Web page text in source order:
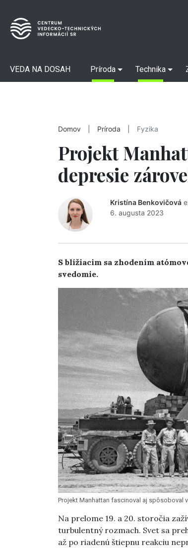
VEDA NA DOSAH Príroda Technika
Domov Príroda Fyzika
Projekt
depresie
Kristína Benkovičová
6. augusta 2023
S blížiacim sa zhodením
svedomie.
Projekt Manhattan fascinoval aj spôsoboval
Na prelome 19. a 20. storočia
turbulentný rozmach. Svet sa
až po riadenú štiepnu reakciu